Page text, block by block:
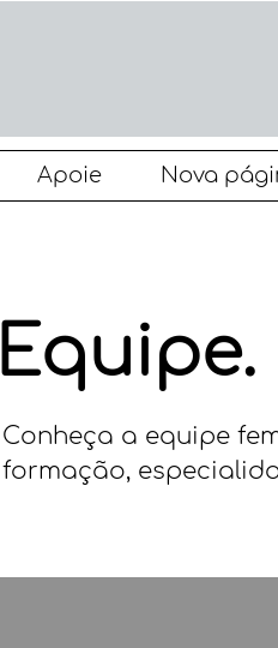
Apoie Nova
Equipe.
Conheça a equipe
formação,